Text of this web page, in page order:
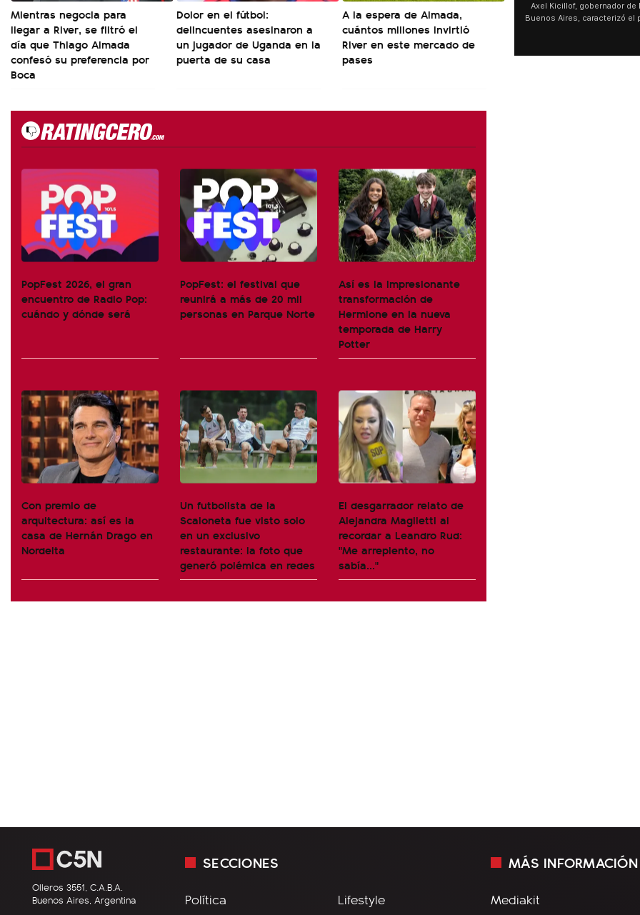
Mientras negocia para
llegar a River, se filtró el
día que Thiago Almada
confesó su preferencia por
Boca
Dolor en el fútbol:
delincuentes asesinaron a
un jugador de Uganda en la
puerta de su casa
A la espera de Almada,
cuántos millones invirtió
River en este mercado de
pases
PopFest 2026, el gran
encuentro de Radio Pop:
cuándo y dónde será
PopFest: el festival que
reunirá a más de 20 mil
personas en Parque Norte
Así es la impresionante
transformación de
Hermione en la nueva
temporada de Harry
Potter
Con premio de
arquitectura: así es la
casa de Hernán Drago en
Nordelta
Un futbolista de la
Scaloneta fue visto solo
en un exclusivo
restaurante: la foto que
generó polémica en redes
El desgarrador relato de
Alejandra Maglietti al
recordar a Leandro Rud:
"Me arrepiento, no
sabía..."
Axel Kicillof, gobernador de la
Buenos Aires, caracterizó el
como "una lista sábana con
y destacó "la movilización
Olleros 3551, C.A.B.A.
Buenos Aires, Argentina
SECCIONES
Política Lifestyle
MÁS INFORMACIÓN
Mediakit